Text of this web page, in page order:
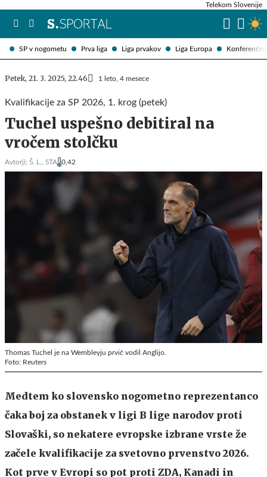
SP v nogometu Prva liga Liga prvakov Liga Europa
Telekom Slovenije
Petek, 21. 3. 2025, 22.46 1 leto, 4 mesece
Kvalifikacije za SP 2026, 1. krog (petek)
Tuchel uspešno debitiral na
vročem stolčku
Avtorji: Š. L., STA 0,42
Thomas Tuchel je na Wembleyju prvič vodil Anglijo.
Foto: Reuters
Medtem ko slovensko nogometno reprezentanco
čaka boj za obstanek v ligi B lige narodov proti
Slovaški, so nekatere evropske izbrane vrste že
začele kvalifikacije za svetovno prvenstvo 2026.
Kot prve v Evropi so pot proti ZDA, Kanadi in